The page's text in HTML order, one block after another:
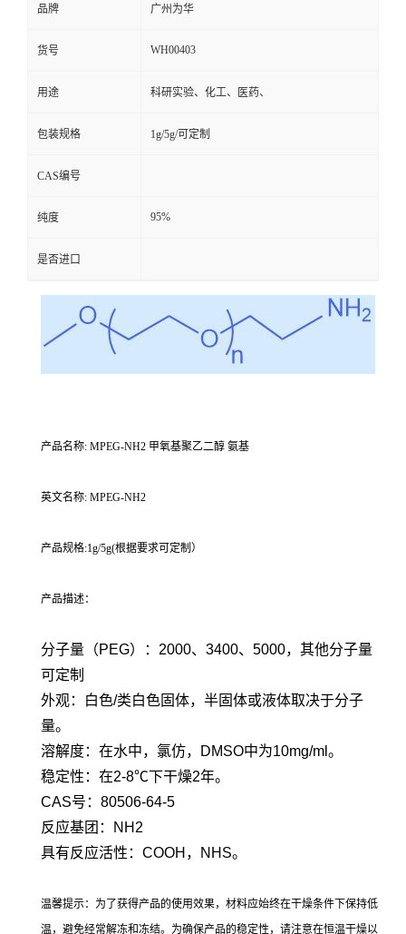
品牌 广州为华
货号 WH00403
用途 科研实验、化工、医药、
包装规格 1g/5g/可定制
CAS编号
纯度 95%
是否进口
产品名称: MPEG-NH2 甲氧基聚乙二醇 氨基
英文名称: MPEG-NH2
产品规格:1g/5g(根据要求可定制）
产品描述：
分子量（PEG）：2000、3400、5000，其他分子量
可定制
外观：白色/类白色固体，半固体或液体取决于分子
量。
溶解度：在水中，氯仿，DMSO中为10mg/ml。
稳定性：在2-8℃下干燥2年。
CAS号：80506-64-5
反应基团：NH2
具有反应活性：COOH，NHS。
温馨提示：为了获得产品的使用效果，材料应始终在干燥条件下保持低
温，避免经常解冻和冻结。为确保产品的稳定性，请注意在恒温干燥以